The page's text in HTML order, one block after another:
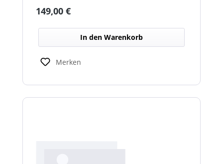
Regulärer Preis:
149,00 €
In den Warenkorb
Merken